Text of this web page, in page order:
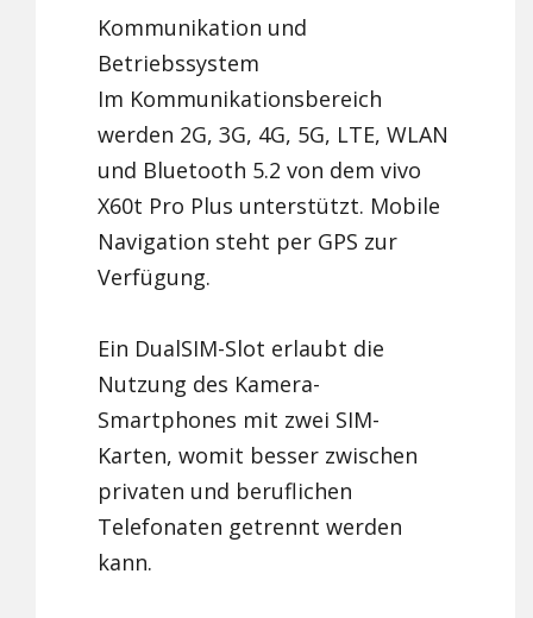
Kommunikation und
Betriebssystem
Im Kommunikationsbereich
werden 2G, 3G, 4G, 5G, LTE, WLAN
und Bluetooth 5.2 von dem vivo
X60t Pro Plus unterstützt. Mobile
Navigation steht per GPS zur
Verfügung.
Ein DualSIM-Slot erlaubt die
Nutzung des Kamera-
Smartphones mit zwei SIM-
Karten, womit besser zwischen
privaten und beruflichen
Telefonaten getrennt werden
kann.